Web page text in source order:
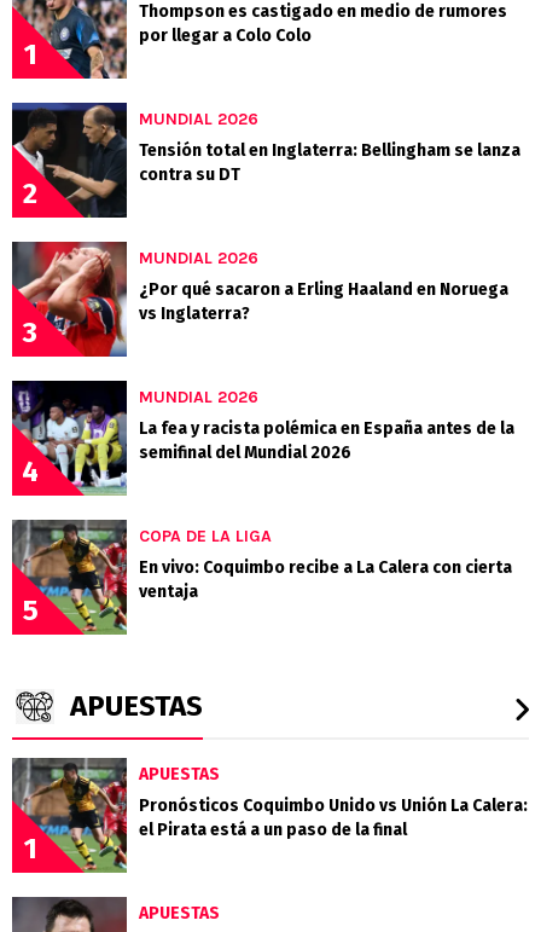
1
Thompson es castigado en medio de rumores
por llegar a Colo Colo
2
MUNDIAL 2026
Tensión total en Inglaterra: Bellingham se lanza
contra su DT
3
MUNDIAL 2026
¿Por qué sacaron a Erling Haaland en Noruega
vs Inglaterra?
4
MUNDIAL 2026
La fea y racista polémica en España antes de la
semifinal del Mundial 2026
5
COPA DE LA LIGA
En vivo: Coquimbo recibe a La Calera con cierta
ventaja
APUESTAS
1
APUESTAS
Pronósticos Coquimbo Unido vs Unión La Calera:
el Pirata está a un paso de la final
APUESTAS